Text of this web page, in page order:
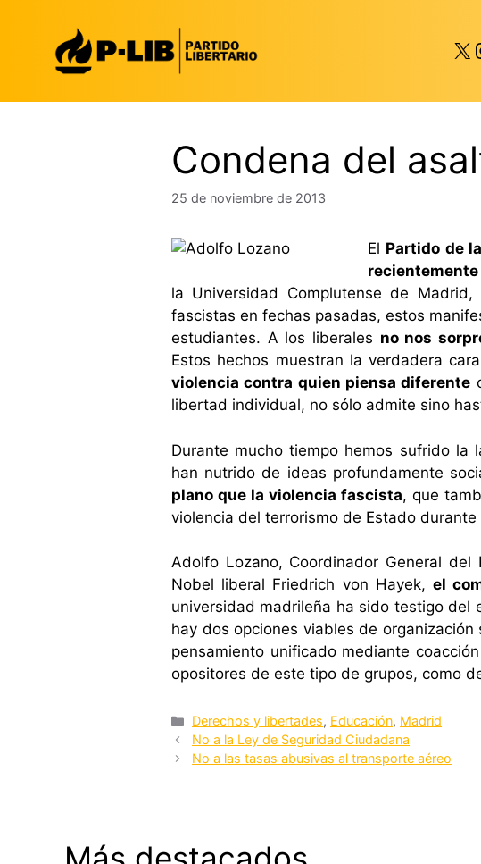
contenido
X
Condena del
25 de noviembre de 2013
El Partido de
la Universidad Complutense de
fascistas en fechas pasadas, estos
estudiantes. A los liberales no nos
Estos hechos muestran la verdadera
violencia contra quien piensa diferente
libertad individual, no sólo admite sino
Durante mucho tiempo hemos sufrido la
han nutrido de ideas profundamente
plano que la violencia fascista, que
violencia del terrorismo de Estado
Adolfo Lozano, Coordinador General
Nobel liberal Friedrich von Hayek, el
universidad madrileña ha sido testigo del
hay dos opciones viables de organización
pensamiento unificado mediante
opositores de este tipo de grupos, como
Categorías
Derechos y libertades, Educación, Madrid
No a la Ley de Seguridad Ciudadana
No a las tasas abusivas al transporte aéreo